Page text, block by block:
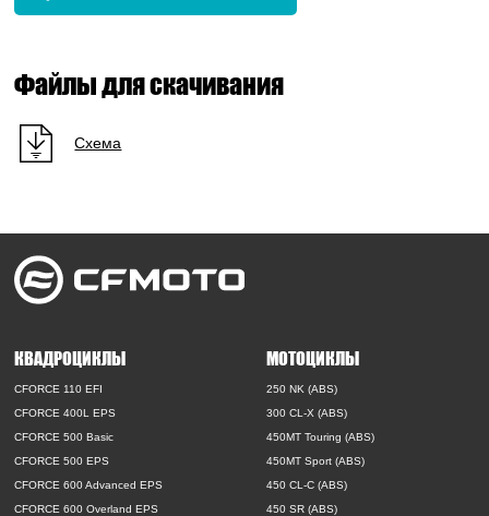
Файлы для скачивания
Схема
КВАДРОЦИКЛЫ
CFORCE 110 EFI
CFORCE 400L EPS
CFORCE 500 Basic
CFORCE 500 EPS
CFORCE 600 Advanced EPS
CFORCE 600 Overland EPS
МОТОЦИКЛЫ
250 NK (ABS)
300 CL-X (ABS)
450MT Touring (ABS)
450MT Sport (ABS)
450 CL-C (ABS)
450 SR (ABS)